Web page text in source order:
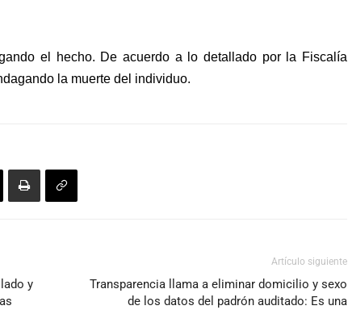
el hecho. De acuerdo a lo detallado por la Fiscalía
la muerte del individuo.
y
Artículo siguiente
Transparencia llama a eliminar domicilio y sexo
de los datos del padrón auditado: Es una